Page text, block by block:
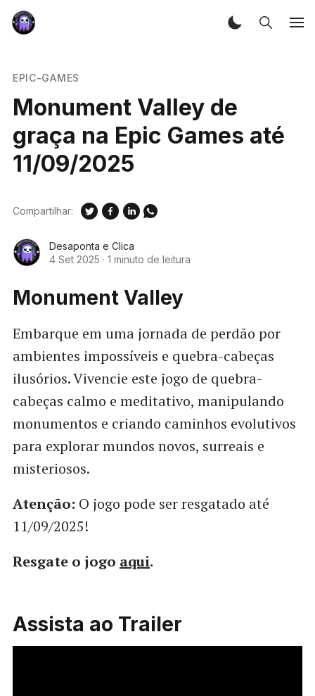
EPIC-GAMES
Monument Valley de
graça na Epic Games até
11/09/2025
Desaponta e Clica
4 Set 2025 · 1 minuto de leitura
Compartilhar:
Monument Valley
Embarque em uma jornada de perdão por
ambientes impossíveis e quebra-cabeças
ilusórios. Vivencie este jogo de quebra-
cabeças calmo e meditativo, manipulando
monumentos e criando caminhos evolutivos
para explorar mundos novos, surreais e
misteriosos.
Atenção: O jogo pode ser resgatado até
11/09/2025!
Resgate o jogo aqui.
Assista ao Trailer